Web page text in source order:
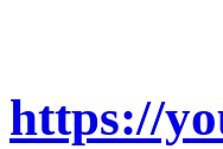
https://